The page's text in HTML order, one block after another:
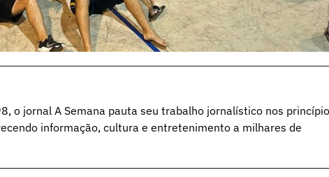
o jornal A Semana pauta seu trabalho jornalístico nos
informação, cultura e entretenimento a milhares de